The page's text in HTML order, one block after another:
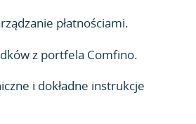
płatnościami.
z portfela Comfino.
i dokładne instrukcje